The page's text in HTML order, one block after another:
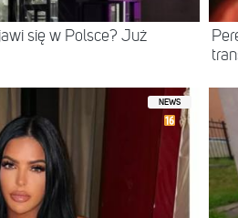
się w Polsce? Już
NEWS